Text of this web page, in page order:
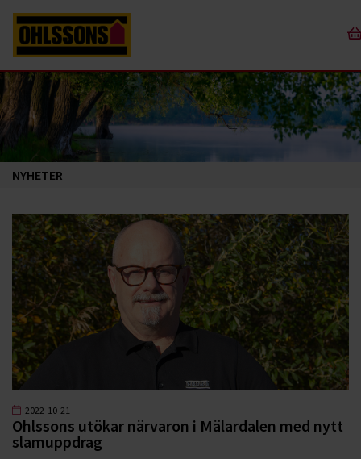
NYHETER
2022-10-21
Ohlssons utökar närvaron i Mälardalen med nytt
slamuppdrag